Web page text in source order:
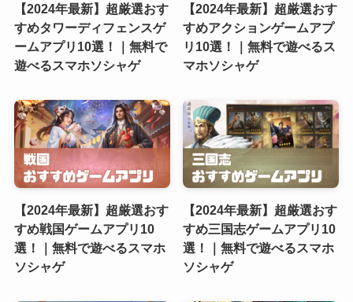
【2024年最新】超厳選おす
すめタワーディフェンスゲ
ームアプリ10選！｜無料で
遊べるスマホソシャゲ
【2024年最新】超厳選おす
すめアクションゲームアプ
リ10選！｜無料で遊べるス
マホソシャゲ
【2024年最新】超厳選おす
すめ戦国ゲームアプリ10
選！｜無料で遊べるスマホ
ソシャゲ
【2024年最新】超厳選おす
すめ三国志ゲームアプリ10
選！｜無料で遊べるスマホ
ソシャゲ